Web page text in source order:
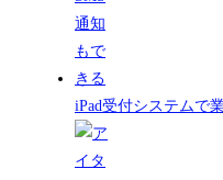
iPad受付システムで